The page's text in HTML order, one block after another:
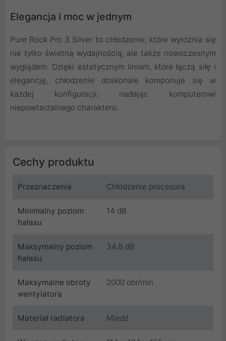
Elegancja i moc w jednym
Pure Rock Pro 3 Silver to chłodzenie, które wyróżnia się
nie tylko świetną wydajnością, ale także nowoczesnym
wyglądem. Dzięki estetycznym liniom, które łączą siłę i
elegancję, chłodzenie doskonale komponuje się w
każdej konfiguracji, nadając komputerowi
niepowtarzalnego charakteru.
Cechy produktu
Przeznaczenie Chłodzenie procesora
Minimalny poziom
hałasu
14 dB
Maksymalny poziom
hałasu
34.8 dB
Maksymalne obroty
wentylatora
2000 obr/min
Materiał radiatora Miedź